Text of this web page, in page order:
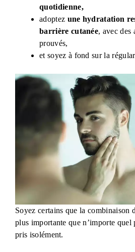
quotidienne,
adoptez une hydratation
barrière cutanée, avec des
prouvés,
et soyez à fond sur la
Soyez certains que la combinaison
plus importante que n’importe
pris isolément.